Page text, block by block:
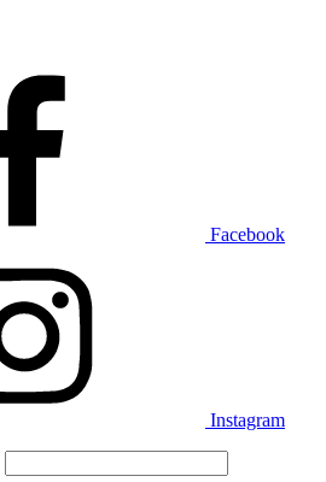
Facebook
Instagram